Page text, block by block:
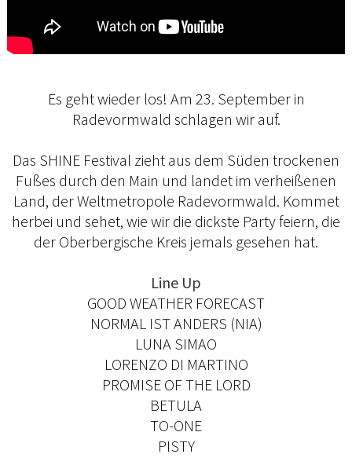
Es geht wieder los! Am 23. September in
Radevormwald schlagen wir auf.
Das SHINE Festival zieht aus dem Süden trockenen
Fußes durch den Main und landet im verheißenen
Land, der Weltmetropole Radevormwald. Kommet
herbei und sehet, wie wir die dickste Party feiern, die
der Oberbergische Kreis jemals gesehen hat.
Line Up
GOOD WEATHER FORECAST
NORMAL IST ANDERS (NIA)
LUNA SIMAO
LORENZO DI MARTINO
PROMISE OF THE LORD
BETULA
TO-ONE
PISTY